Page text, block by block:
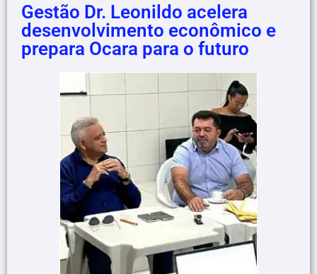
Gestão Dr. Leonildo acelera
desenvolvimento econômico e
prepara Ocara para o futuro